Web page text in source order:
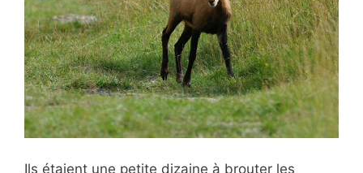
Ils étaient une petite dizaine à brouter les